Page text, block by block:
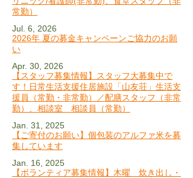
常勤）
Jul. 6, 2026
2026年 夏の募金キャンペーンご協力のお願
い
Apr. 30, 2026
【スタッフ募集情報】スタッフ大募集中で
す！日常生活支援住居施設「山友荘」生活支
援員（常勤・非常勤）／配膳スタッフ（非常
勤）、相談室 相談員（常勤）
Jan. 31, 2025
【ご寄付のお願い】個包装のアルファ米を募
集しています
Jan. 16, 2025
【ボランティア募集情報】木曜 炊き出し・